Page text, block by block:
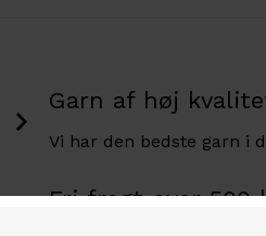
Garn af høj
Vi har den bedste garn i
Fri fragt over 500